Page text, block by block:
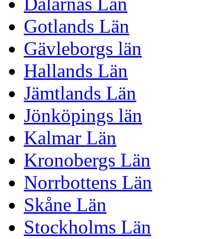
Gotlands Län
Gävleborgs län
Hallands Län
Jämtlands Län
Jönköpings län
Kalmar Län
Kronobergs Län
Norrbottens Län
Skåne Län
Stockholms Län